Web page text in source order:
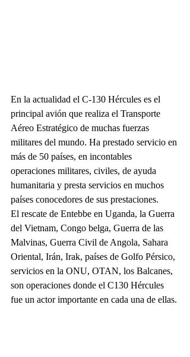
En la actualidad el C-130 Hércules es el
principal avión que realiza el Transporte
Aéreo Estratégico de muchas fuerzas
militares del mundo. Ha prestado servicio en
más de 50 países, en incontables
operaciones militares, civiles, de ayuda
humanitaria y presta servicios en muchos
países conocedores de sus prestaciones.
El rescate de Entebbe en Uganda, la Guerra
del Vietnam, Congo belga, Guerra de las
Malvinas, Guerra Civil de Angola, Sahara
Oriental, Irán, Irak, países de Golfo Pérsico,
servicios en la ONU, OTAN, los Balcanes,
son operaciones donde el C130 Hércules
fue un actor importante en cada una de ellas.